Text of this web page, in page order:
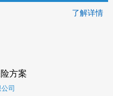
了解详情
方案